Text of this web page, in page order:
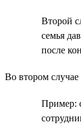
Второй
семья
после
Во втором случае
Пример: